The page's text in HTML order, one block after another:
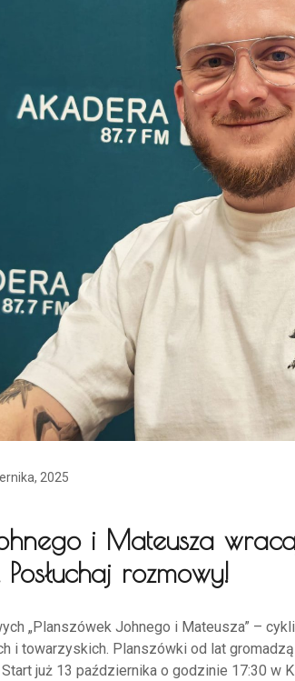
2025
i Mateusza
rozmowy!
„Planszówek Johnego i Mateusza” –
i towarzyskich. Planszówki od lat
już 13 października o godzinie 17:30 w